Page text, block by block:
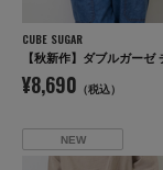
CUBE SUGAR
¥8,690 （税込）
NEW